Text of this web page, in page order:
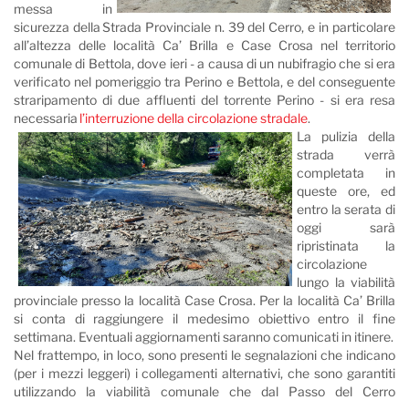
messa in
sicurezza della Strada Provinciale n. 39 del Cerro, e in particolare
all’altezza delle località Ca’ Brilla e Case Crosa nel territorio
comunale di Bettola, dove ieri - a causa di un nubifragio che si era
verificato nel pomeriggio tra Perino e Bettola, e del conseguente
straripamento di due affluenti del torrente Perino - si era resa
necessaria l’interruzione della circolazione stradale.
La pulizia della
strada verrà
completata in
queste ore, ed
entro la serata di
oggi sarà
ripristinata la
circolazione
lungo la viabilità
provinciale presso la località Case Crosa. Per la località Ca’ Brilla
si conta di raggiungere il medesimo obiettivo entro il fine
settimana. Eventuali aggiornamenti saranno comunicati in itinere.
Nel frattempo, in loco, sono presenti le segnalazioni che indicano
(per i mezzi leggeri) i collegamenti alternativi, che sono garantiti
utilizzando la viabilità comunale che dal Passo del Cerro